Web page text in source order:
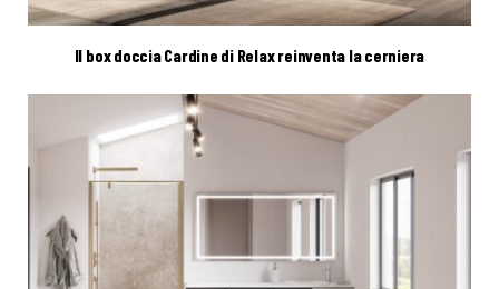
Il box doccia Cardine di Relax reinventa la cerniera